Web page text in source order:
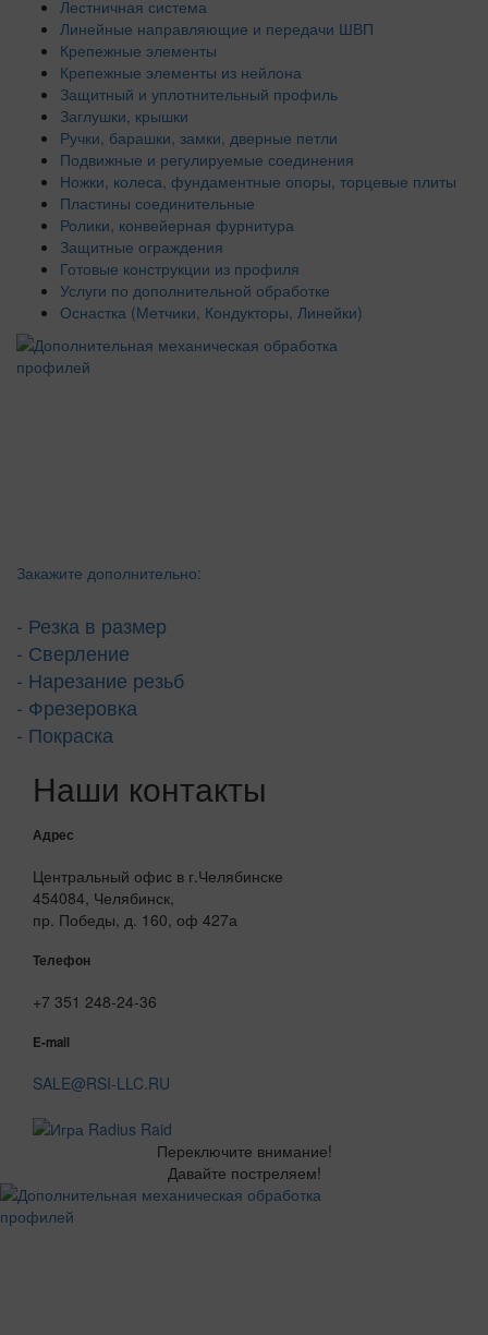
Лестничная система
Линейные направляющие и передачи ШВП
Крепежные элементы
Крепежные элементы из нейлона
Защитный и уплотнительный профиль
Заглушки, крышки
Ручки, барашки, замки, дверные петли
Подвижные и регулируемые соединения
Ножки, колеса, фундаментные опоры, торцевые плиты
Пластины соединительные
Ролики, конвейерная фурнитура
Защитные ограждения
Готовые конструкции из профиля
Услуги по дополнительной обработке
Оснастка (Метчики, Кондукторы, Линейки)
Закажите дополнительно:
- Резка в размер
- Сверление
- Нарезание резьб
- Фрезеровка
- Покраска
Наши контакты
Адрес
Центральный офис в г.Челябинске
454084, Челябинск,
пр. Победы, д. 160, оф 427а
Телефон
+7 351 248-24-36
E-mail
SALE@RSI-LLC.RU
Переключите внимание!
Давайте постреляем!